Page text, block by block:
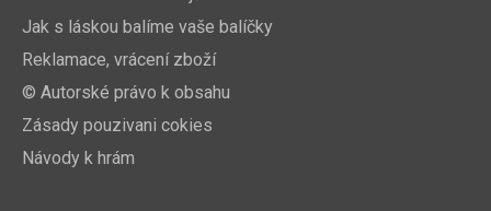
Jak s láskou balíme vaše balíčky
Reklamace, vrácení zboží
© Autorské právo k obsahu
Zásady pouzivani cokies
Návody k hrám